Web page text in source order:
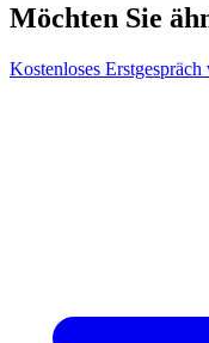
Möchten Sie
Kostenloses Erstgespräch